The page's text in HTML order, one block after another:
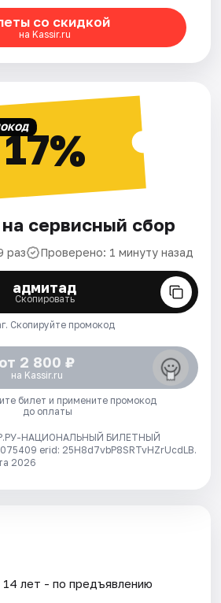
со скидкой
на Kassir.ru
17%
сервисный сбор
раз Проверено: 1 минуту назад
адмитад
Скопировать
Скопируйте промокод
от 2 800 ₽
на Kassir.ru
билет и примените промокод
до оплаты
НАЦИОНАЛЬНЫЙ БИЛЕТНЫЙ
erid: 25H8d7vbP8SRTvHZrUcdLB.
2026
лет - по предъявлению